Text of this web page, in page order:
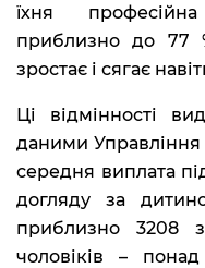
їхня
приблизно до 77
зростає і сягає
Ці відмінності
даними Управління
середня виплата
догляду за
приблизно 3208
чоловіків –